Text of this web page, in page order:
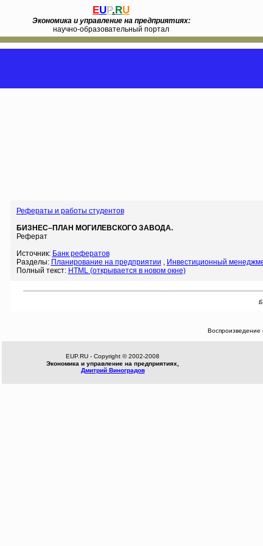
EUP.RU
Экономика и управление на предприятиях:
научно-образовательный портал
Рефераты и работы студентов
БИЗНЕС–ПЛАН МОГИЛЕВСКОГО ЗАВОДА.
Реферат
Источник: Банк рефератов
Разделы: Планирование на предприятии , Инвестиционный
Полный текст: HTML (открывается в новом окне)
Воспроизведение
EUP.RU - Copyright © 2002-2008
Экономика и управление на предприятиях,
Дмитрий Виноградов